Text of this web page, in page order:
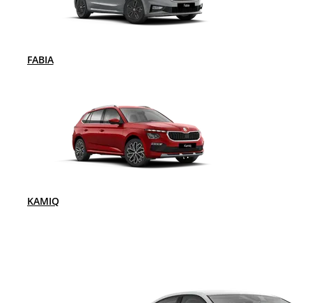
FABIA
KAMIQ